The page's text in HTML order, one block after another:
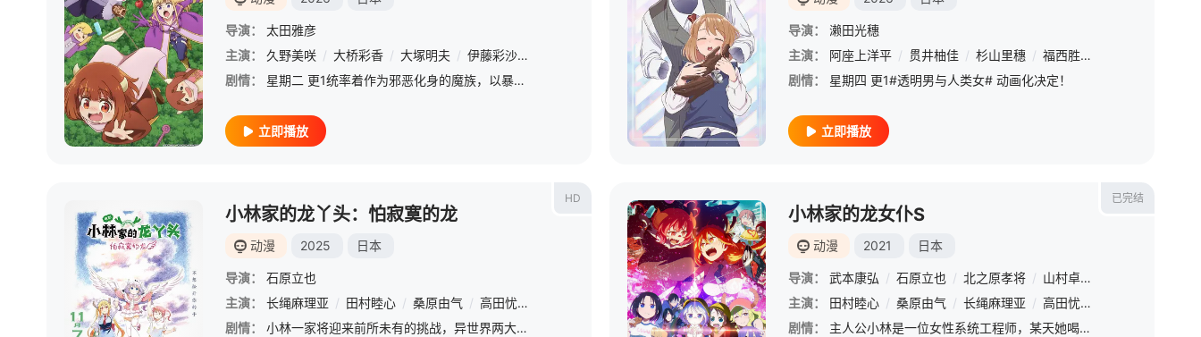
导演：
太田雅彦
主演：
久野美咲 / 大桥彩香 / 大塚明夫 / 伊藤彩沙 / 三瓶由布子
千叶繁
剧情：
星期二 更1统率着作为邪恶化身的魔族，以暴力与权力不断侵略世界的魔王阿里曼。然而，这位魔王不知为何突然停止了所有的侵略行为！魔界最强的魔王停止侵略的理由……竟然是——魔王家的女儿瞳也太温柔了吧！！ &amp;
立即播放
导演：
濑田光穗
主演：
阿座上洋平 / 贯井柚佳 / 杉山里穗 / 福西胜也
剧情：
星期四 更1#透明男与人类女# 动画化决定！
立即播放
HD
小林家的龙丫头：怕寂寞的龙
动漫 2025 日本
导演：
石原立也
主演：
长绳麻理亚 / 田村睦心 / 桑原由气 / 高田忧希 杉浦栞 / / 小野大辅 / 中村悠一 加藤英美里 / 石原夏织
剧情：
小林一家将迎来前所未有的挑战，异世界两大阵营战火一触即发，康娜父亲奇姆恩卡姆依决定带康娜归返异世界。“再见了，小林……”康娜将如何选择？
已完结
小林家的龙女仆S
动漫 2021 日本
导演： 武本康弘 / 石原立也 / 北之原孝将 / 山村卓也
主演：
田村睦心 / 桑原由气 / 长绳麻理亚 / 高田忧希
剧情：
主人公小林是一位女性系统工程师，某天她喝酒喝的很醉兴冲冲的跑到了山上遇到了一头龙，酒醉之下的小林对着龙大倒苦水。听到龙说自己无家可归时，小林趁着酒意开玩笑的说“那你就来我家吧”，之后龙真的就跑到小林的